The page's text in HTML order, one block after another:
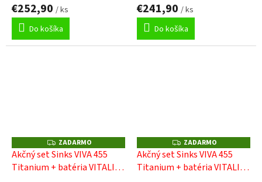
€252,90 / ks
Do košíka
€241,90 / ks
Do košíka
Z
A
D
A
ZADARMO
Akčný set Sinks VIVA 455
Titanium + batéria VITALIA
Z
A
D
A
ZADARMO
Akčný set Sinks VIVA 455
Titanium + batéria VITALIA